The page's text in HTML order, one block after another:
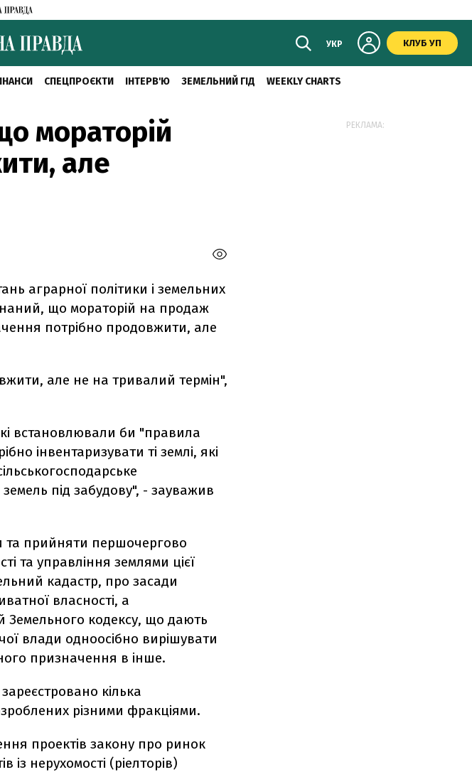
УКР КЛУБ УП
СПЕЦПРОЄКТИ ІНТЕРВ'Ю ЗЕМЕЛЬНИЙ ГІД WEEKLY CHARTS
мораторій
але
аграрної політики і земельних
що мораторій на продаж
потрібно продовжити, але
але не на тривалий термін",
встановлювали би "правила
інвентаризувати ті землі, які
під забудову", - зауважив
та прийняти першочергово
та управління землями цієї
кадастр, про засади
власності, а
Земельного кодексу, що дають
влади одноосібно вирішувати
призначення в інше.
кілька
різними фракціями.
проектів закону про ринок
із нерухомості (ріелторів)
РЕКЛАМА: